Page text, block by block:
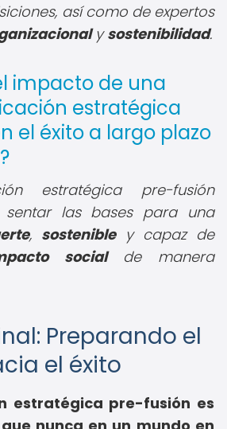
así como de expertos
ysostenibilidad.
impacto de una
estratégica
el éxito a largo plazo
estratégica pre-fusión
sentar las bases para una
, sostenibley capaz de
socialde manera
Preparando el
el éxito
estratégica pre-fusión es